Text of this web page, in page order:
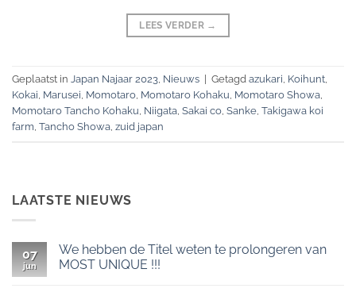
LEES VERDER →
Geplaatst in Japan Najaar 2023, Nieuws Getagd azukari, Koihunt,
Kokai, Marusei, Momotaro, Momotaro Kohaku, Momotaro Showa,
Momotaro Tancho Kohaku, Niigata, Sakai co, Sanke, Takigawa koi
farm, Tancho Showa, zuid japan
LAATSTE NIEUWS
07
jun
We hebben de Titel weten te prolongeren van
MOST UNIQUE !!!